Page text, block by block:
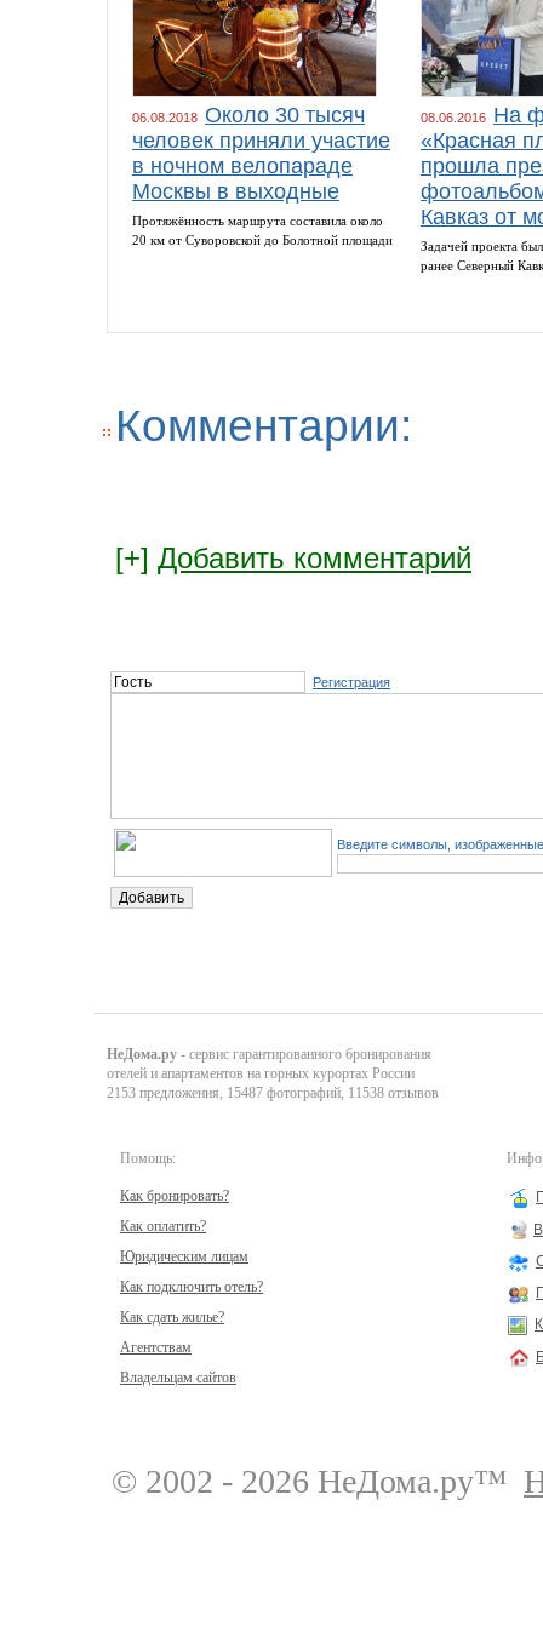
06.08.2018 Около 30 тысяч
человек приняли участие
в ночном велопараде
Москвы в выходные
Протяжённость маршрута составила около
20 км от Суворовской до Болотной площади
08.06.2016 На
«Красная
прошла
Кавказ от
Задачей проекта
ранее Северный
Комментарии:
[+] Добавить комментарий
Регистрация
Введите символы,
НеДома.ру - сервис гарантированного бронирования
отелей и апартаментов на горных курортах России
2153 предложения, 15487 фотографий, 11538 отзывов
Помощь:
Как бронировать?
Как оплатить?
Юридическим лицам
Как подключить отель?
Как сдать жилье?
Агентствам
Владельцам сайтов
© 2002 - 2026 НеДома.ру™